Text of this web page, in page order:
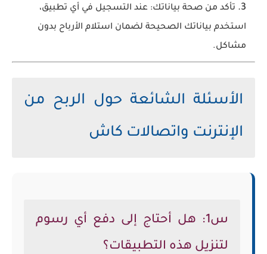
تأكد من صحة بياناتك: عند التسجيل في أي تطبيق،
استخدم بياناتك الصحيحة لضمان استلام الأرباح بدون
مشاكل.
الأسئلة الشائعة حول الربح من
الإنترنت واتصالات كاش
س1: هل أحتاج إلى دفع أي رسوم
لتنزيل هذه التطبيقات؟